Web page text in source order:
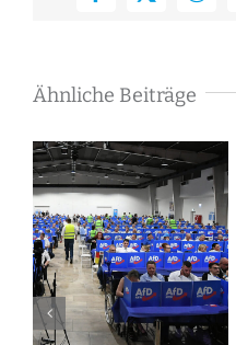
Ähnliche Beiträge